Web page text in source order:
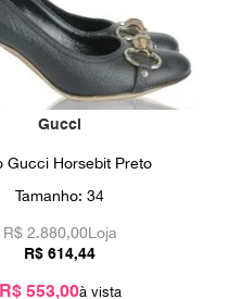
Gucci
Gucci Horsebit Preto
Tamanho: 34
R$ 2.880,00Loja
R$ 614,44
R$ 553,00